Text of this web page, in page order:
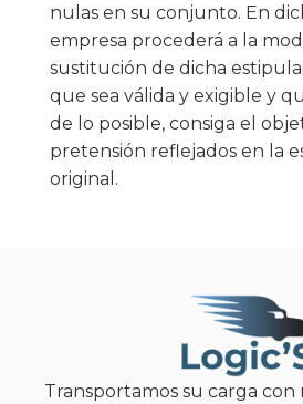
nulas en su conjunto. En
empresa procederá a la
sustitución de dicha
que sea válida y exigible y
de lo posible, consiga el
pretensión reflejados en la
original.
Transportamos su carga con